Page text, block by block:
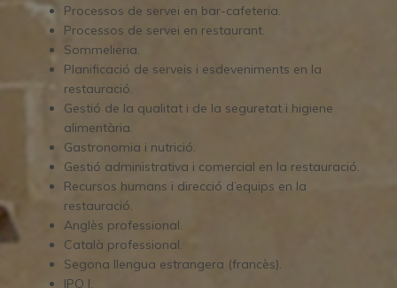
Processos de servei en bar-cafeteria.
Processos de servei en restaurant.
Sommelieria.
Planificació de serveis i esdeveniments en la
restauració.
Gestió de la qualitat i de la seguretat i higiene
alimentària.
Gastronomia i nutrició.
Gestió administrativa i comercial en la restauració.
Recursos humans i direcció d’equips en la
restauració.
Anglès professional.
Català professional.
Segona llengua estrangera (francès).
IPO I.